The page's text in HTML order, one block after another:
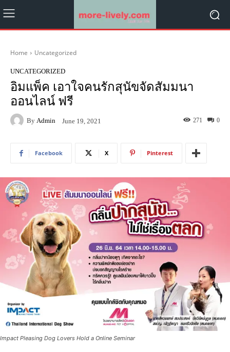
Home Uncategorized
UNCATEGORIZED
อิมแพ็ค เอาใจคนรักสุนัขจัดสัมมนา
ออนไลน์ ฟรี
By Admin June 19, 2021 0
271
Facebook X Pinterest
Impact Pleasing Dog Lovers Hold a Online Seminar